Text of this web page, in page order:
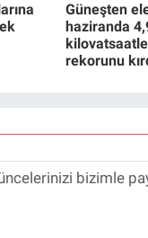
Güneşten
haziranda
rekorunu